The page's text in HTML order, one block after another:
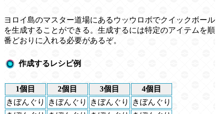
ヨロイ島のマスター道場にあるウッウロボでクイックボール
を生成することができる。生成するには特定のアイテムを順
番どおりに入れる必要があるぞ。
作成するレシピ例
1個目 2個目 3個目
4個目
きぼんぐり
きぼんぐり きぼんぐり
きぼんぐり